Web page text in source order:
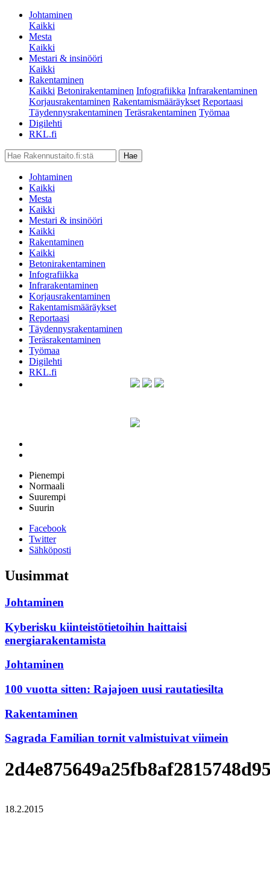
Johtaminen
Kaikki
Mesta
Kaikki
Mestari & insinööri
Kaikki
Rakentaminen
Kaikki Betonirakentaminen Infografiikka Infrarakentaminen
Korjausrakentaminen Rakentamismääräykset Reportaasi
Täydennysrakentaminen Teräsrakentaminen Työmaa
Digilehti
RKL.fi
Johtaminen
Kaikki
Mesta
Kaikki
Mestari & insinööri
Kaikki
Rakentaminen
Kaikki
Betonirakentaminen
Infografiikka
Infrarakentaminen
Korjausrakentaminen
Rakentamismääräykset
Reportaasi
Täydennysrakentaminen
Teräsrakentaminen
Työmaa
Digilehti
RKL.fi
Pienempi
Normaali
Suurempi
Suurin
Facebook
Twitter
Sähköposti
Uusimmat
Johtaminen
Kyberisku kiinteistötietoihin haittaisi
energiarakentamista
Johtaminen
100 vuotta sitten: Rajajoen uusi rautatiesilta
Rakentaminen
Sagrada Familian tornit valmistuivat viimein
18.2.2015